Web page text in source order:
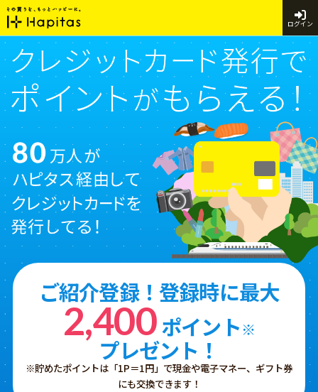
ログイン
ご紹介登録！登録時に最大
2,400ポイント※
プレゼント！
※貯めたポイントは「1P＝1円」で現金や電子マネー、ギフト券
にも交換できます！